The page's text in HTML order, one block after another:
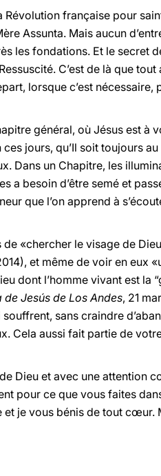
Révolution française pour
Assunta. Mais aucun
les fondations. Et le secret
C’est de là que tout
lorsque c’est nécessaire,
général, où Jésus est à
jours, qu’Il soit toujours
Dans un Chapitre, les
a besoin d’être semé et
que l’on apprend à
de «chercher le visage de
et même de voir en eux
dont l’homme vivant est la
Jesús de Los Andes, 21
sans craindre
Cela aussi fait partie de
Dieu et avec une attention
pour ce que vous faites
et je vous bénis de tout cœur.